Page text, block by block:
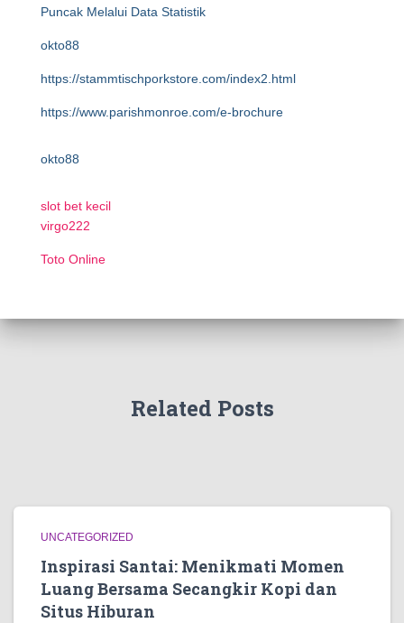
Puncak Melalui Data Statistik
okto88
https://stammtischporkstore.com/index2.html
https://www.parishmonroe.com/e-brochure
okto88
slot bet kecil
virgo222
Toto Online
Related Posts
UNCATEGORIZED
Inspirasi Santai: Menikmati Momen
Luang Bersama Secangkir Kopi dan
Situs Hiburan